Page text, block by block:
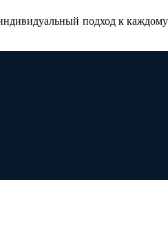
подход к каждому